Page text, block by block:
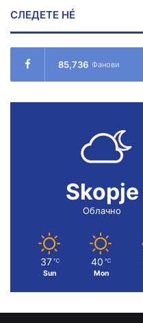
СЛЕДЕТЕ НÉ
85,736 Фанови
Skopje
Облачно
37 ℃
Sun
40 ℃
Mon